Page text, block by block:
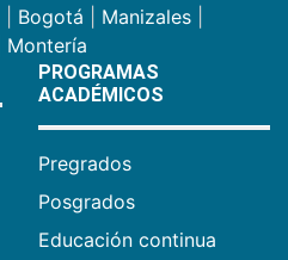
Bogotá Manizales
Montería
PROGRAMAS
ACADÉMICOS
Pregrados
Posgrados
Educación continua